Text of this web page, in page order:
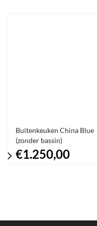
Buitenkeuken China Blue
(zonder bassin)
€1.250,00